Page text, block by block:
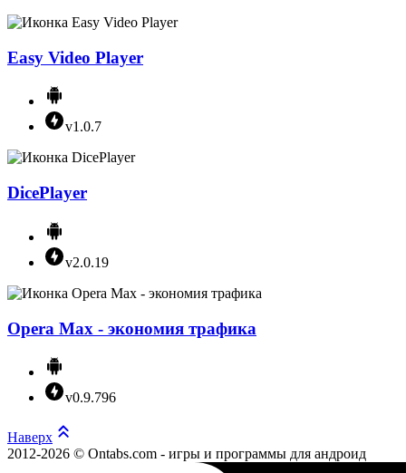
Easy Video Player
v1.0.7
DicePlayer
v2.0.19
Opera Max - экономия трафика
v0.9.796
Наверх
2012-2026 © Ontabs.com - игры и программы для андроид